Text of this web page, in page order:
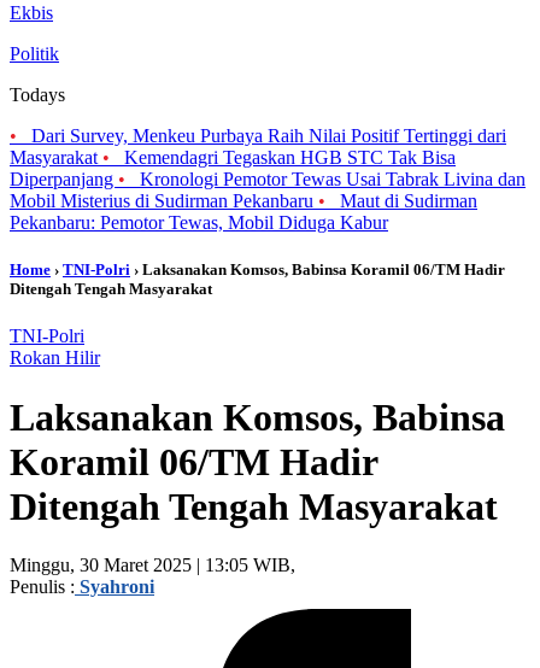
Ekbis
Politik
Todays
•
Dari Survey, Menkeu Purbaya Raih Nilai Positif Tertinggi dari
Masyarakat •
Kemendagri Tegaskan HGB STC Tak Bisa
Diperpanjang •
Kronologi Pemotor Tewas Usai Tabrak Livina dan
Mobil Misterius di Sudirman Pekanbaru •
Maut di Sudirman
Pekanbaru: Pemotor Tewas, Mobil Diduga Kabur
Home › TNI-Polri › Laksanakan Komsos, Babinsa Koramil 06/TM Hadir
Ditengah Tengah Masyarakat
TNI-Polri
Rokan Hilir
Laksanakan Komsos, Babinsa
Koramil 06/TM Hadir
Ditengah Tengah Masyarakat
Minggu, 30 Maret 2025 | 13:05 WIB,
Penulis : Syahroni